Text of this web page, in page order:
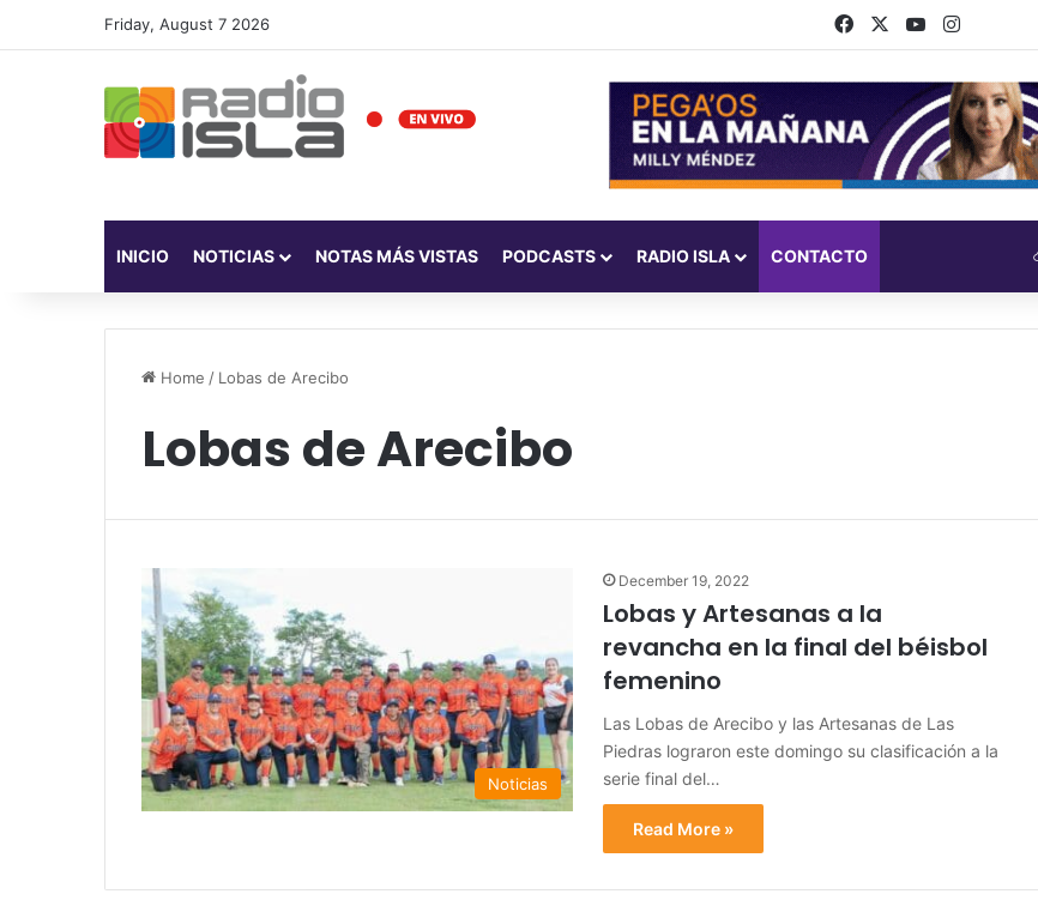
Friday, August 7 2026 FacebookYouTubeInstagram
INICIO NOTICIAS NOTAS MÁS VISTAS PODCASTS RADIO ISLA CONTACTO
Home / Lobas de Arecibo
Lobas de Arecibo
Noticias
December 19, 2022
Lobas y Artesanas a la
revancha en la final del béisbol
femenino
Las Lobas de Arecibo y las Artesanas de Las
Piedras lograron este domingo su clasificación a la
serie final del…
Read More »